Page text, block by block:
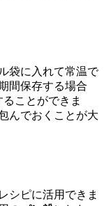
袋に入れて常温で
間保存する場合
ることができま
んでおくことが大
シピに活用できま